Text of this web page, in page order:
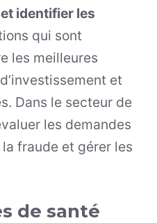
identifier les
qui sont
les meilleures
et
Dans le secteur de
les demandes
fraude et gérer les
de santé